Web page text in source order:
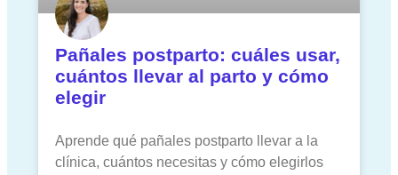
Pañales postparto: cuáles usar,
cuántos llevar al parto y cómo
elegir
Aprende qué pañales postparto llevar a la
clínica, cuántos necesitas y cómo elegirlos